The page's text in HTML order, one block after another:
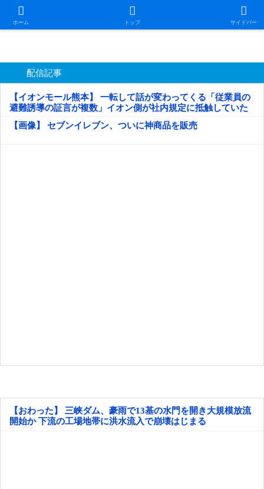
ホーム トップ サイドバー
日本第一！ニュース録
配信記事
【イオンモール熊本】 一転して話が変わってくる「従業員の
避難誘導の証言が複数」イオン側が社内規定に抵触していた
疑い
【画像】 セブンイレブン、ついに神商品を販売
【おわった】 三峡ダム、豪雨で13基の水門を開き大規模放流
開始か 下流の工場地帯に洪水流入で崩壊はじまる